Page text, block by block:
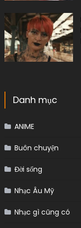
Danh mục
ANIME
Buôn chuyện
Đời sống
Nhạc Âu Mỹ
Nhạc gì cũng có